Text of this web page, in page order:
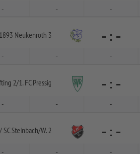
- - -
Neukenroth 3 - : -
- - -
2/1. FC Pressig - : -
- - -
SC Steinbach/W. 2 - : -
- - -